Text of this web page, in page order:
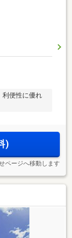
利便性に優れ
)
ページへ移動します